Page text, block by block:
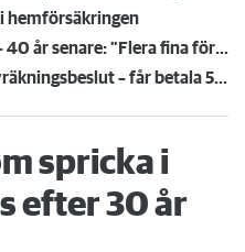
hemförsäkringen
Kompisdealen blev verklighet – 40 år senare: "Flera fina fördelar med att dela bostad"
Kvinna kapade lägenhet efter vräkningsbeslut – får betala 50 000
spricka i
efter 30 år